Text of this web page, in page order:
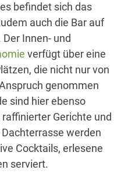
befindet sich das
auch die Bar auf
Innen- und
verfügt über eine
die nicht nur von
genommen
sind hier ebenso
Gerichte und
werden
Cocktails, erlesene
serviert.